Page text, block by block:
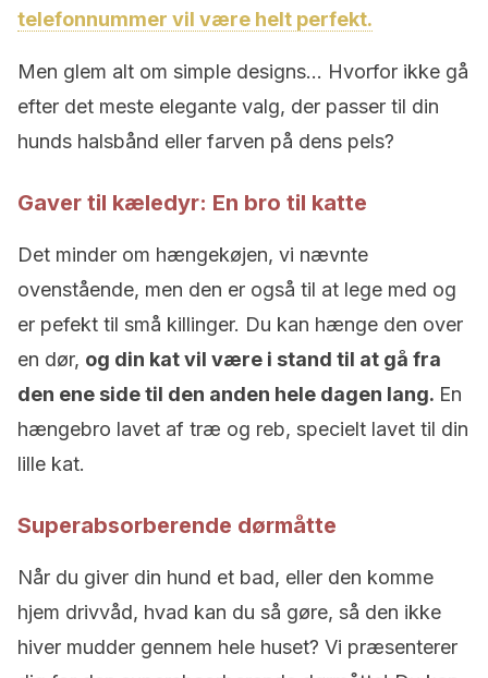
telefonnummer vil være helt perfekt.
Men glem alt om simple designs… Hvorfor ikke gå
efter det meste elegante valg, der passer til din
hunds halsbånd eller farven på dens pels?
Gaver til kæledyr: En bro til katte
Det minder om hængekøjen, vi nævnte
ovenstående, men den er også til at lege med og
er pefekt til små killinger. Du kan hænge den over
en dør, og din kat vil være i stand til at gå fra
den ene side til den anden hele dagen lang. En
hængebro lavet af træ og reb, specielt lavet til din
lille kat.
Superabsorberende dørmåtte
Når du giver din hund et bad, eller den komme
hjem drivvåd, hvad kan du så gøre, så den ikke
hiver mudder gennem hele huset? Vi præsenterer